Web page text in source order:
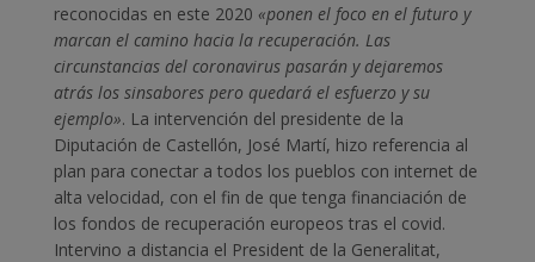
reconocidas en este 2020 «ponen el foco en el futuro y
marcan el camino hacia la recuperación. Las
circunstancias del coronavirus pasarán y dejaremos
atrás los sinsabores pero quedará el esfuerzo y su
ejemplo». La intervención del presidente de la
Diputación de Castellón, José Martí, hizo referencia al
plan para conectar a todos los pueblos con internet de
alta velocidad, con el fin de que tenga financiación de
los fondos de recuperación europeos tras el covid.
Intervino a distancia el President de la Generalitat,